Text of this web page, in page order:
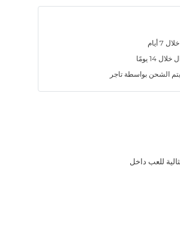
أيام
14 يومًا
الشحن بواسطة تاجر
للعب داخل